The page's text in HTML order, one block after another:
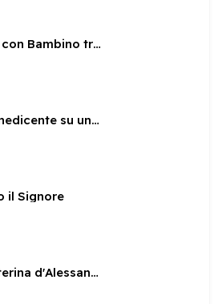
Madonna con Bambino tra i Santi all'esterno di SS Giovanni e Paolo
Cristo benedicente su una colonna di San Gregorio
il Signore
Santa Caterina d'Alessandria e committente